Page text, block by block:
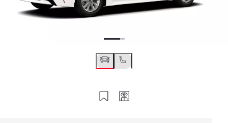
Përmbledhje dhe ruani